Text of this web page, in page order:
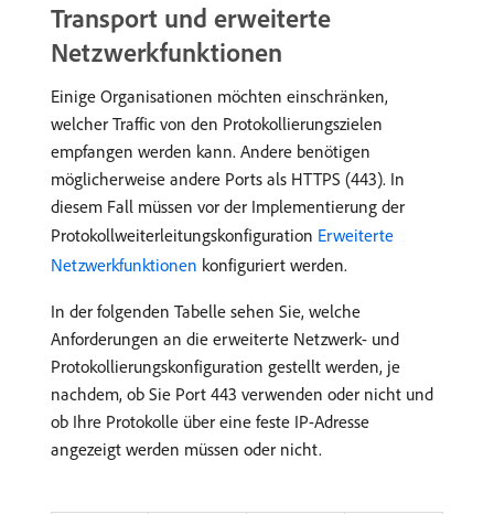
Transport und erweiterte
Netzwerkfunktionen
Einige Organisationen möchten einschränken,
welcher Traffic von den Protokollierungszielen
empfangen werden kann. Andere benötigen
möglicherweise andere Ports als HTTPS (443). In
diesem Fall müssen vor der Implementierung der
Protokollweiterleitungskonfiguration Erweiterte
Netzwerkfunktionen konfiguriert werden.
In der folgenden Tabelle sehen Sie, welche
Anforderungen an die erweiterte Netzwerk- und
Protokollierungskonfiguration gestellt werden, je
nachdem, ob Sie Port 443 verwenden oder nicht und
ob Ihre Protokolle über eine feste IP-Adresse
angezeigt werden müssen oder nicht.